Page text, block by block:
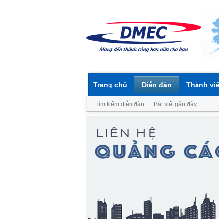
Trang chủ Diễn đàn
Tìm kiếm diễn đàn Bài viết gần đây
Thành